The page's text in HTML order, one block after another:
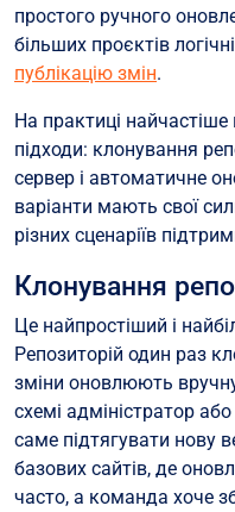
простого ручного
більших проєктів
публікацію змін.
На практиці
підходи: клонування
сервер і автоматичне
варіанти мають свої
різних сценаріїв
Клонування
Це найпростіший і
Репозиторій один раз
зміни оновлюють
схемі адміністратор
саме підтягувати нову
базових сайтів, де
часто, а команда хоче